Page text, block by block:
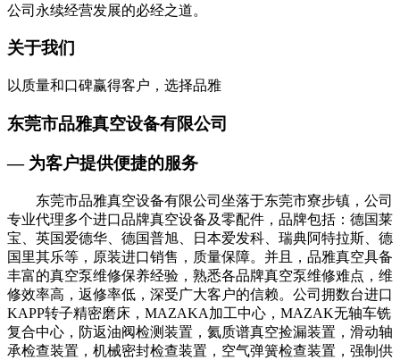
公司永续经营发展的必经之道。
关于我们
以质量和口碑赢得客户，选择品雅
东莞市品雅真空设备有限公司
— 为客户提供便捷的服务
东莞市品雅真空设备有限公司坐落于东莞市寮步镇，公司
专业代理多个进口品牌真空设备及零配件，品牌包括：德国莱
宝、英国爱德华、德国普旭、日本爱发科、瑞典阿特拉斯、德
国里其乐等，原装进口销售，质量保障。并且，品雅真空具备
丰富的真空泵维修保养经验，熟悉各品牌真空泵维修难点，维
修效率高，返修率低，深受广大客户的信赖。公司拥数台进口
KAPP转子精密磨床，MAZAKA加工中心，MAZAK无轴车铣
复合中心，防返油阀检测装置，氦质谱真空捡漏装置，滑动轴
承检查装置，机械密封检查装置，空气弹簧检查装置，强制供